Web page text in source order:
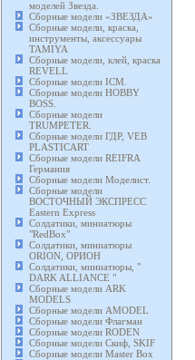
моделей Звезда.
Сборные модели «ЗВЕЗДА»
Сборные модели, краска,
инструменты, аксессуары
TAMIYA
Сборные модели, клей, краска
REVELL
Сборные модели ICM.
Сборные модели HOBBY
BOSS.
Сборные модели
TRUMPETER.
Сборные модели ГДР, VEB
PLASTICART
Сборные модели REIFRA
Германия
Сборные модели Моделист.
Сборные модели
ВОСТОЧНЫЙ ЭКСПРЕСС
Eastern Express
Солдатики, миниатюры
"RedBox"
Солдатики, миниатюры
ORION, ОРИОН
Солдатики, миниатюры, "
DARK ALLIANCE "
Сборные модели ARK
MODELS
Сборные модели AMODEL
Сборные модели Флагман
Сборные модели RODEN
Сборные модели Скиф, SKIF
Сборные модели Master Box